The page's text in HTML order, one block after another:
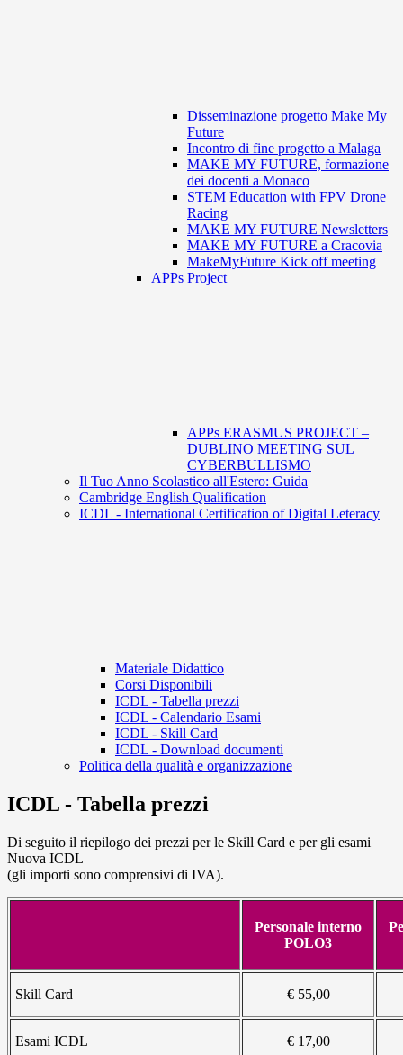
Disseminazione progetto Make My
Future
Incontro di fine progetto a Malaga
MAKE MY FUTURE, formazione
dei docenti a Monaco
STEM Education with FPV Drone
Racing
MAKE MY FUTURE Newsletters
MAKE MY FUTURE a Cracovia
MakeMyFuture Kick off meeting
APPs Project
APPs ERASMUS PROJECT –
DUBLINO MEETING SUL
CYBERBULLISMO
Il Tuo Anno Scolastico all'Estero: Guida
Cambridge English Qualification
ICDL - International Certification of Digital Leteracy
Materiale Didattico
Corsi Disponibili
ICDL - Tabella prezzi
ICDL - Calendario Esami
ICDL - Skill Card
ICDL - Download documenti
Politica della qualità e organizzazione
ICDL - Tabella prezzi
Di seguito il riepilogo dei prezzi per le Skill Card e per gli esami
Nuova ICDL
(gli importi sono comprensivi di IVA).
Personale interno
POLO3
Skill Card € 55,00
Esami ICDL € 17,00